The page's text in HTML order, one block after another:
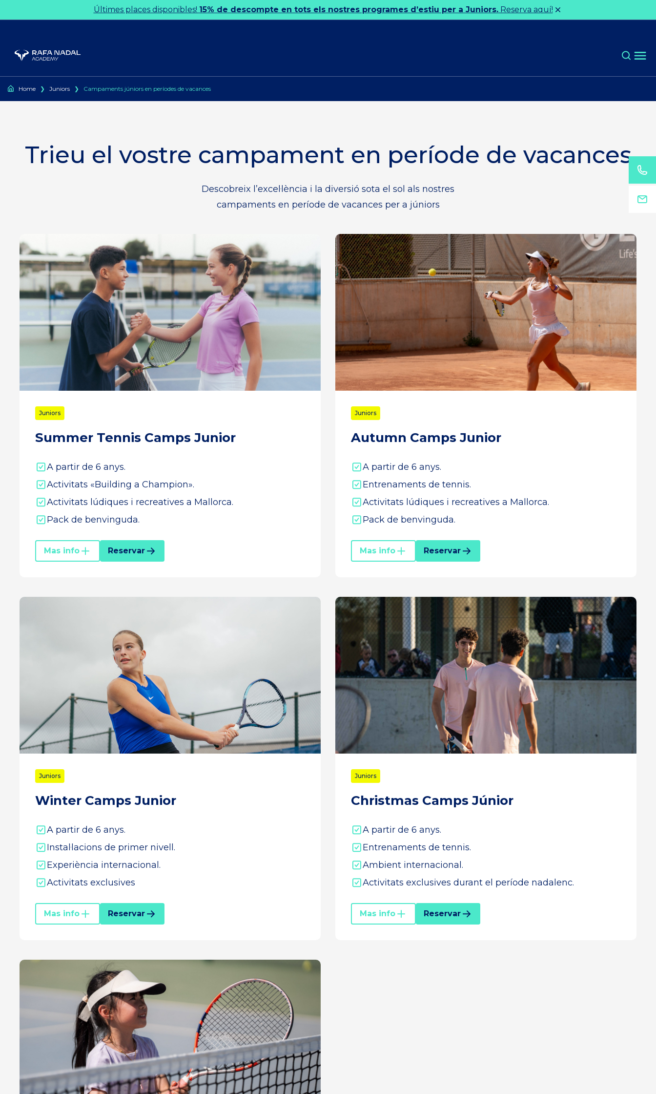
Últimes places disponibles! 15% de descompte en tots els nostres programes d’estiu per a Juniors.Reserva aquí!
Home ❯ Juniors ❯ Campaments júniors en períodes de vacances
Trieu el vostre campament en període de vacances
Descobreix l’excel·lència i la diversió sota el sol als nostres
campaments en període de vacances per a júniors
Juniors
Summer Tennis Camps Junior
A partir de 6 anys.
Activitats «Building a Champion».
Activitats lúdiques i recreatives a Mallorca.
Pack de benvinguda.
Mas info Reservar
Juniors
Autumn Camps Junior
A partir de 6 anys.
Entrenaments de tennis.
Activitats lúdiques i recreatives a Mallorca.
Pack de benvinguda.
Mas info Reservar
Juniors
Winter Camps Junior
A partir de 6 anys.
Instal·lacions de primer nivell.
Experiència internacional.
Activitats exclusives
Mas info Reservar
Juniors
Christmas Camps Júnior
A partir de 6 anys.
Entrenaments de tennis.
Ambient internacional.
Activitats exclusives durant el període nadalenc.
Mas info Reservar